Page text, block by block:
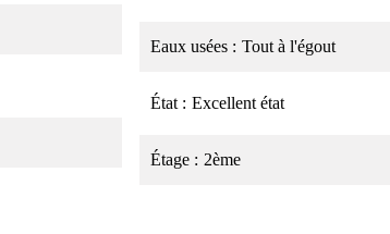
Eaux usées Tout à l'égout
État Excellent état
Étage 2ème